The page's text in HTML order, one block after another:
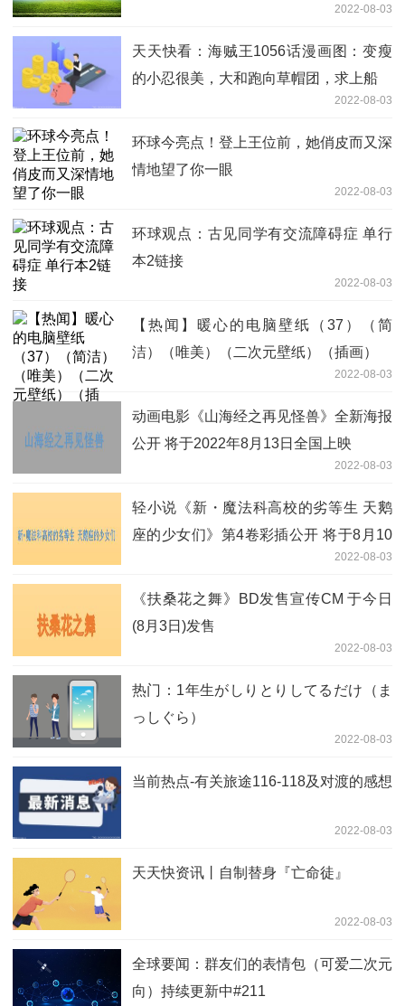
2022-08-03
天天快看：海贼王1056话漫画图：变瘦
的小忍很美，大和跑向草帽团，求上船
2022-08-03
环球今亮点！登上王位前，她俏皮而又深
情地望了你一眼
2022-08-03
环球观点：古见同学有交流障碍症 单行
本2链接
2022-08-03
【热闻】暖心的电脑壁纸（37）（简
洁）（唯美）（二次元壁纸）（插画）
2022-08-03
动画电影《山海经之再见怪兽》全新海报
公开 将于2022年8月13日全国上映
2022-08-03
轻小说《新・魔法科高校的劣等生 天鹅
座的少女们》第4卷彩插公开 将于8月10
2022-08-03
《扶桑花之舞》BD发售宣传CM 于今日
(8月3日)发售
2022-08-03
热门：1年生がしりとりしてるだけ（ま
っしぐら）
2022-08-03
当前热点-有关旅途116-118及对渡的感想
2022-08-03
天天快资讯丨自制替身『亡命徒』
2022-08-03
全球要闻：群友们的表情包（可爱二次元
向）持续更新中#211